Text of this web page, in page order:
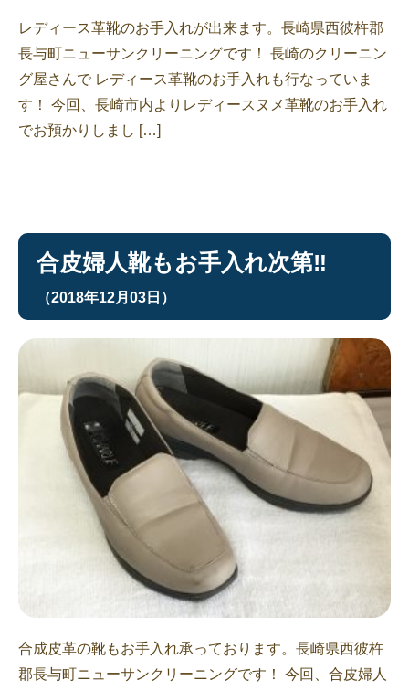
レディース革靴のお手入れが出来ます。長崎県西彼杵郡
長与町ニューサンクリーニングです！ 長崎のクリーニン
グ屋さんで レディース革靴のお手入れも行なっていま
す！ 今回、長崎市内よりレディースヌメ革靴のお手入れ
でお預かりしまし […]
合皮婦人靴もお手入れ次第‼︎
（2018年12月03日）
合成皮革の靴もお手入れ承っております。長崎県西彼杵
郡長与町ニューサンクリーニングです！ 今回、合皮婦人